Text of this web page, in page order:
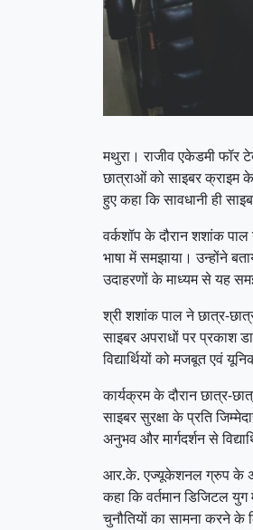
मथुरा। राजीव एकेडमी फॉर
छात्राओं को साइबर क्राइम
हुए कहा कि सावधानी ही
वर्कशॉप के दौरान शशांक
भाषा में समझाया। उन्होंने
उदाहरणों के माध्यम से यह
श्री शशांक पाल ने छात्र-
साइबर अपराधों पर
विद्यार्थियों को मजबूत एवं
कार्यक्रम के दौरान छात्र-
साइबर सुरक्षा के प्रति
अनुभव और मार्गदर्शन से
आर.के. एज्यूकेशनल ग्रुप के
कहा कि वर्तमान डिजिटल युग
चुनौतियों का सामना करने के